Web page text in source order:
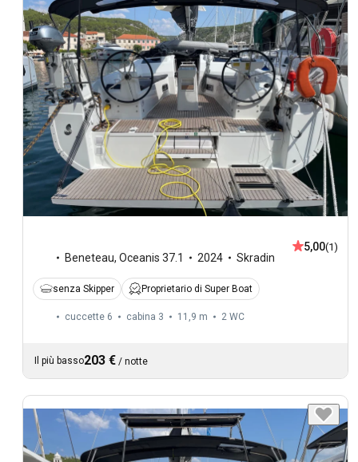
Beneteau, Oceanis 37.1 2024 Skradin
5,00(1)
senza Skipper Proprietario di Super Boat
cuccette 6 cabina 3 11,9 m 2 WC
Il più basso203 € / notte